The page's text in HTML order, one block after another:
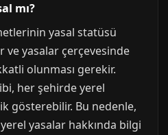
mı?
yasal statüsü
ve yasalar çerçevesinde
olunması gerekir.
her şehirde yerel
gösterebilir. Bu nedenle,
yasalar hakkında bilgi